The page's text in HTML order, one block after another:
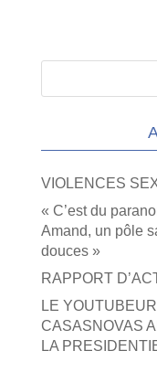
VIOLENCES
« C’est du
Amand, un pôle
douces »
RAPPORT
LE
CASASNOVAS
LA